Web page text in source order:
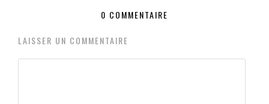
0 COMMENTAIRE
LAISSER UN COMMENTAIRE